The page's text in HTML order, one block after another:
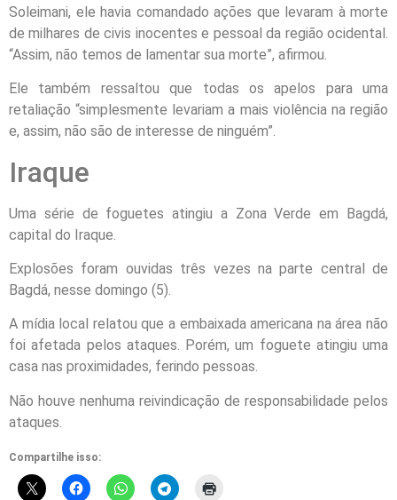
Soleimani, ele havia comandado ações que levaram à morte
de milhares de civis inocentes e pessoal da região ocidental.
“Assim, não temos de lamentar sua morte”, afirmou.
Ele também ressaltou que todas os apelos para uma
retaliação “simplesmente levariam a mais violência na região
e, assim, não são de interesse de ninguém”.
Iraque
Uma série de foguetes atingiu a Zona Verde em Bagdá,
capital do Iraque.
Explosões foram ouvidas três vezes na parte central de
Bagdá, nesse domingo (5).
A mídia local relatou que a embaixada americana na área não
foi afetada pelos ataques. Porém, um foguete atingiu uma
casa nas proximidades, ferindo pessoas.
Não houve nenhuma reivindicação de responsabilidade pelos
ataques.
Compartilhe isso: